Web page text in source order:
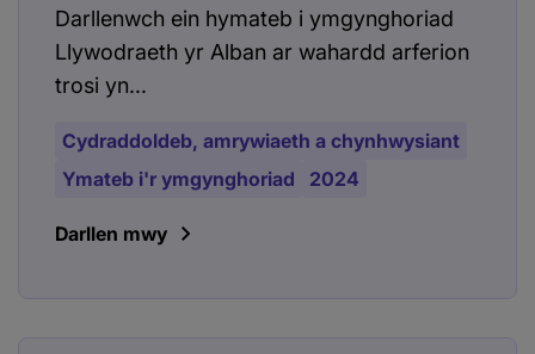
Darllenwch ein hymateb i ymgynghoriad
Llywodraeth yr Alban ar wahardd arferion
trosi yn...
Cydraddoldeb, amrywiaeth a chynhwysiant
Ymateb i'r ymgynghoriad
2024
Darllen mwy